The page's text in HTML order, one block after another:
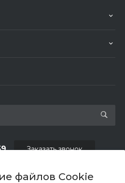
файлов Cookie
shop.fas@list.ru
Заказать звонок